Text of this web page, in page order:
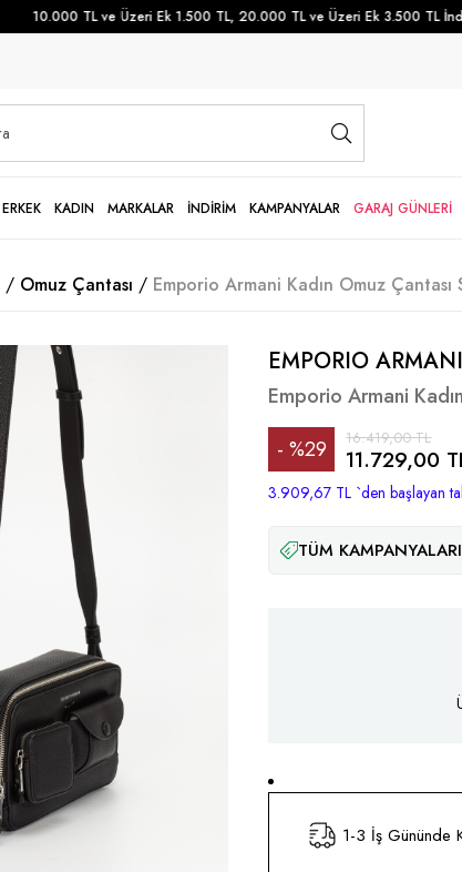
10.000 TL ve Üzeri Ek 1.500 TL, 20.000 TL ve Üzeri Ek 3.500 TL
ERKEK KADIN MARKALAR İNDİRİM KAMPANYALAR GARAJ GÜNLERİ
Omuz Çantası Emporio Armani Kadın Omuz Çantası
EMPORIO ARMANI
Emporio Armani
%29
İndirim
16.419,00 TL
11.729,00
3.909,67 TL `den başlayan
TÜM
1-3 İş Gününde